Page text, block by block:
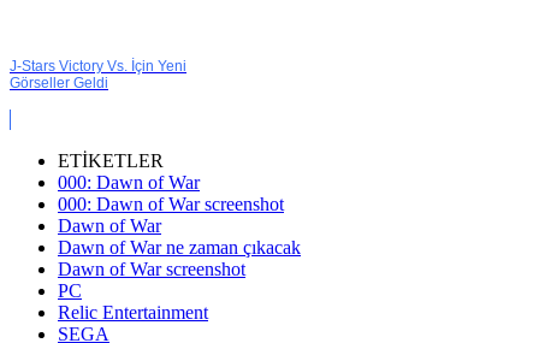
J-Stars Victory Vs. İçin Yeni
Görseller Geldi
ETİKETLER
000: Dawn of War
000: Dawn of War screenshot
Dawn of War
Dawn of War ne zaman çıkacak
Dawn of War screenshot
PC
Relic Entertainment
SEGA